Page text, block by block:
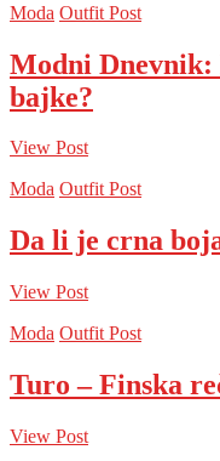
Moda Outfit Post
Modni Dnevnik:
bajke?
View Post
Moda Outfit Post
Da li je crna
View Post
Moda Outfit Post
Turo – Finska
View Post